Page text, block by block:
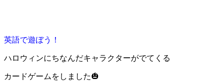
英語で遊ぼう！
ハロウィンにちなんだキャラクターがでてくる
カードゲームをしました🎃